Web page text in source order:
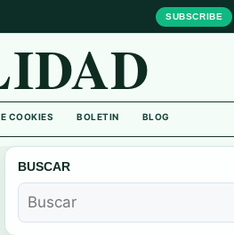
SUBSCRIBE
COOKIES BOLETIN BLOG
BUSCAR